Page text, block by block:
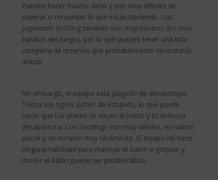
Pueden hacer mucho daño y son muy difíciles de
superar si recuerdan lo que están haciendo. Los
jugadores Snotling también son muy baratos (los más
baratos del juego), por lo que puedes tener una lista
completa de reservas que probablemente necesitarás
utilizar.
Sin embargo, el equipo está plagado de desventajas.
Todos los ogros sufren de Estúpido, lo que puede
hacer que tus planes se vayan al traste y tu defensa
desaparezca. Los Snotlings son muy débiles, no saben
placar y se rompen muy fácilmente. El equipo no tiene
ninguna habilidad para manejar el balón o golpear y
mover el balón puede ser problemático.